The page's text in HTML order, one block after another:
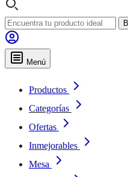
Menú
Productos
Categorías
Ofertas
Inmejorables
Mesa